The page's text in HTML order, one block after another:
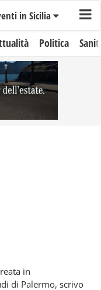
in Sicilia
Politica
in
di Palermo, scrivo